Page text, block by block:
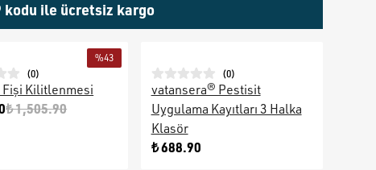
kodu ile ücretsiz kargo
%43
(0)
Kilitlenmesi
₺ 1,505.90
(0)
vatansera® Pestisit
Uygulama Kayıtları 3 Halka
Klasör
₺ 688.90